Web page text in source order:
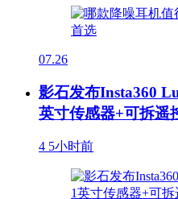
07.26
影石发布Insta360
英寸传感器+可拆遥
4 5小时前